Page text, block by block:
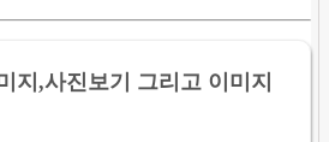
지,사진보기 그리고 이미지